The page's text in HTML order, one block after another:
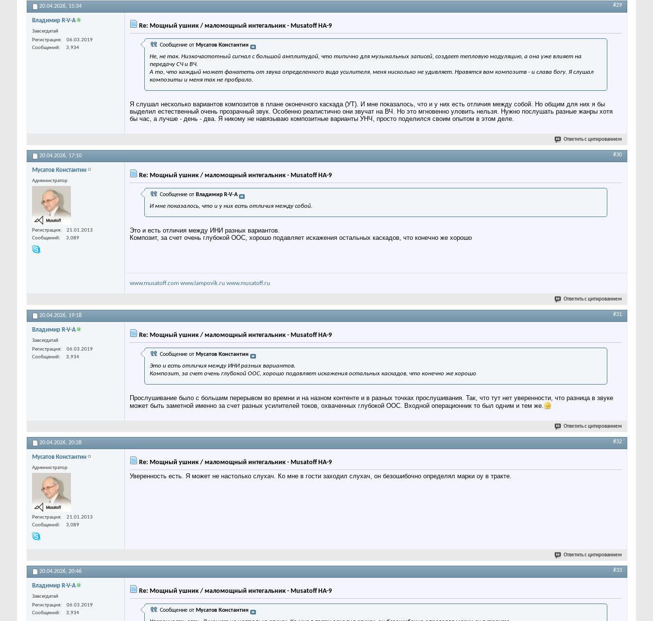
20.04.2026, 15:34 #29
Владимир R-V-A
Завсегдатай
Регистрация
06.03.2019
Сообщений
3,934
Re: Мощный ушник / маломощный интегальник - Musatoff HA-9
Сообщение от Мусатов Константин
Не, не так. Низкочастотный сигнал с большой амплитудой, что типично для музыкальных записей, создает тепловую модуляцию, а она уже влияет на
передачу СЧ и ВЧ.
А то, что каждый может фанатеть от звука определенного вида усилителя, меня нисколько не удивляет. Нравятся вам композитв - и слава богу. Я слушал
композиты и меня так не пробрало.
Я слушал несколько вариантов композитов в плане оконечного каскада (УТ). И мне показалось, что и у них есть отличия между собой. Но общим для них я бы
выделил естественный очень прозрачный звук. Особенно реалистично они звучат на ВЧ. Но это мгновенно уловить нельзя. Нужно послушать разные жанры хотя
бы час, а лучше - день - два. Я никому не навязываю композитные варианты УНЧ, просто поделился своим опытом в этом деле.
Ответить с цитированием
20.04.2026, 17:10 #30
Мусатов Константин
Администратор
Регистрация
21.01.2013
Сообщений
3,089
Re: Мощный ушник / маломощный интегальник - Musatoff HA-9
Сообщение от Владимир R-V-A
И мне показалось, что и у них есть отличия между собой.
Это и есть отличия между ИНИ разных вариантов.
Композит, за счет очень глубокой ООС, хорошо подавляет искажения остальных каскадов, что конечно же хорошо
www.musatoff.com www.lampovik.ru www.musatoff.ru
Ответить с цитированием
20.04.2026, 19:18 #31
Владимир R-V-A
Завсегдатай
Регистрация
06.03.2019
Сообщений
3,934
Re: Мощный ушник / маломощный интегальник - Musatoff HA-9
Сообщение от Мусатов Константин
Это и есть отличия между ИНИ разных вариантов.
Композит, за счет очень глубокой ООС, хорошо подавляет искажения остальных каскадов, что конечно же хорошо
Прослушивание было с большим перерывом во времни и на назном контенте и в разных точках прослушивания. Так, что тут нет уверенности, что разница в звуке
может быть заметной именно за счет разных усилителей токов, охваченных глубокой ООС. Входной операционник то был одним и тем же.
Ответить с цитированием
20.04.2026, 20:28 #32
Мусатов Константин
Администратор
Регистрация
21.01.2013
Сообщений
3,089
Re: Мощный ушник / маломощный интегальник - Musatoff HA-9
Уверенность есть. Я может не настолько слухач. Ко мне в гости заходил слухач, он безошибочно определял марки оу в тракте.
Ответить с цитированием
20.04.2026, 20:46 #33
Владимир R-V-A
Завсегдатай
Регистрация
06.03.2019
Сообщений
3,934
Re: Мощный ушник / маломощный интегальник - Musatoff HA-9
Сообщение от Мусатов Константин